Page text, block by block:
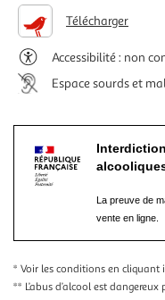
Télécharger
Accessibilité : non
Espace sourds et
La preuve de
vente en ligne.
* Voir les conditions en cliquant
** L’abus d’alcool est